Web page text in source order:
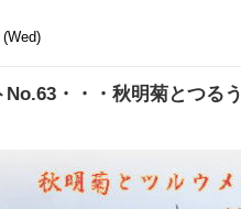
No.63・・・秋明菊とつる